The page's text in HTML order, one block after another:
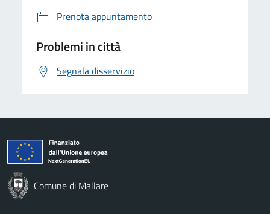
Prenota appuntamento
Problemi in città
Segnala disservizio
Comune di Mallare